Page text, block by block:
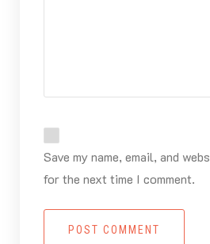
Save my name, email, and
for the next time I comment.
POST COMMENT